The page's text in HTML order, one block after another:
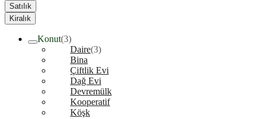
Satılık
Kiralık
Konut(3)
Daire(3)
Bina
Çiftlik Evi
Dağ Evi
Devremülk
Kooperatif
Köşk